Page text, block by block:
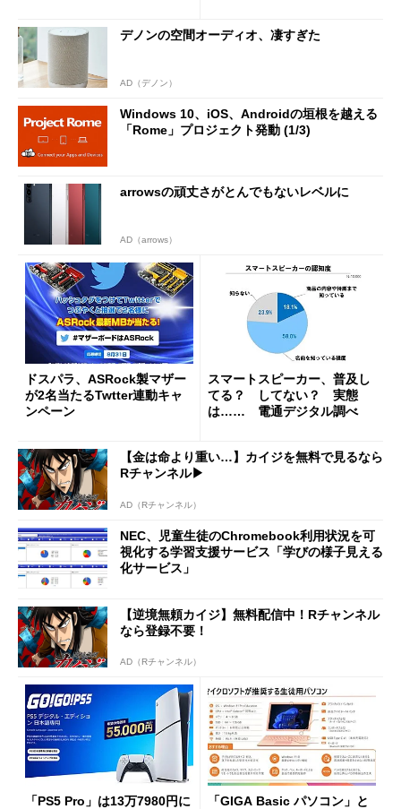
デノンの空間オーディオ、凄すぎた
AD（デノン）
Windows 10、iOS、Androidの垣根を越える
「Rome」プロジェクト発動 (1/3)
arrowsの頑丈さがとんでもないレベルに
AD（arrows）
ドスパラ、ASRock製マザー
が2名当たるTwtter連動キャ
ンペーン
スマートスピーカー、普及し
てる？ してない？ 実態
は…… 電通デジタル調べ
【金は命より重い…】カイジを無料で見るなら
Rチャンネル▶︎
AD（Rチャンネル）
NEC、児童生徒のChromebook利用状況を可
視化する学習支援サービス「学びの様子見える
化サービス」
【逆境無頼カイジ】無料配信中！Rチャンネル
なら登録不要！
AD（Rチャンネル）
「PS5 Pro」は13万7980円に
「GIGA Basic パソコン」と